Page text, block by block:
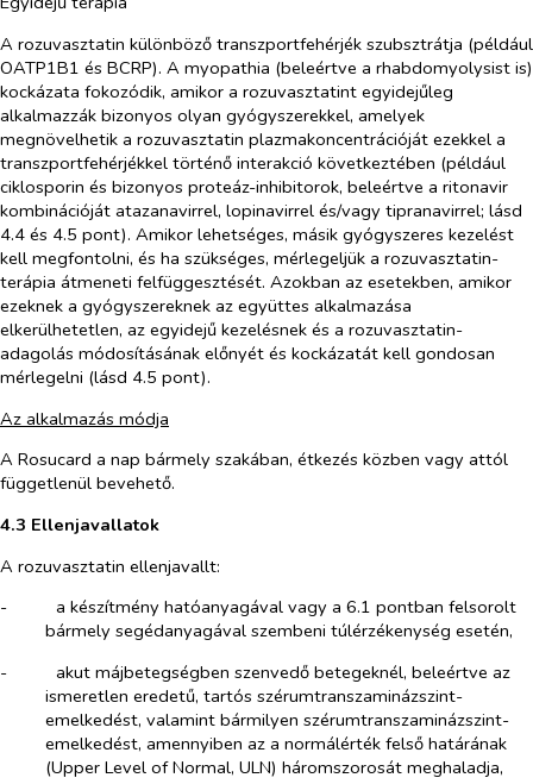
A rozuvasztatin különböző transzportfehérjék szubsztrátja (például
OATP1B1 és BCRP). A myopathia (beleértve a rhabdomyolysist is)
kockázata fokozódik, amikor a rozuvasztatint egyidejűleg
alkalmazzák bizonyos olyan gyógyszerekkel, amelyek
megnövelhetik a rozuvasztatin plazmakoncentrációját ezekkel a
transzportfehérjékkel történő interakció következtében (például
ciklosporin és bizonyos proteáz-inhibitorok, beleértve a ritonavir
kombinációját atazanavirrel, lopinavirrel és/vagy tipranavirrel; lásd
4.4 és 4.5 pont). Amikor lehetséges, másik gyógyszeres kezelést
kell megfontolni, és ha szükséges, mérlegeljük a rozuvasztatin-
terápia átmeneti felfüggesztését. Azokban az esetekben, amikor
ezeknek a gyógyszereknek az együttes alkalmazása
elkerülhetetlen, az egyidejű kezelésnek és a rozuvasztatin-
adagolás módosításának előnyét és kockázatát kell gondosan
mérlegelni (lásd 4.5 pont).
Az alkalmazás módja
A Rosucard a nap bármely szakában, étkezés közben vagy attól
függetlenül bevehető.
4.3 Ellenjavallatok
A rozuvasztatin ellenjavallt:
-​
a készítmény hatóanyagával vagy a 6.1 pontban felsorolt
bármely segédanyagával szembeni túlérzékenység esetén,
-​
akut májbetegségben szenvedő betegeknél, beleértve az
ismeretlen eredetű, tartós szérumtranszaminázszint-
emelkedést, valamint bármilyen szérumtranszaminázszint-
emelkedést, amennyiben az a normálérték felső határának
(Upper Level of Normal, ULN) háromszorosát meghaladja,